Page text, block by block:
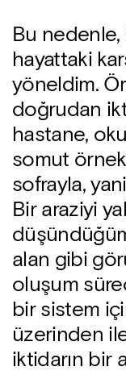
Bu
hayattaki
yöneldim.
doğrudan
hastane,
somut
sofrayla,
Bir araziyi
alan gibi
oluşum
bir sistem
üzerinden
iktidarın bir